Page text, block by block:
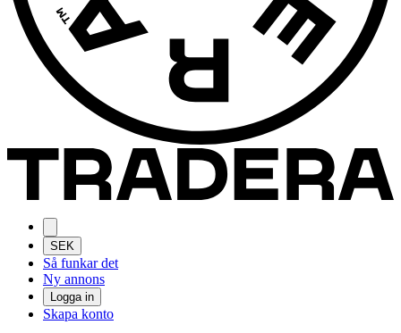
SEK
Så funkar det
Ny annons
Logga in
Skapa konto